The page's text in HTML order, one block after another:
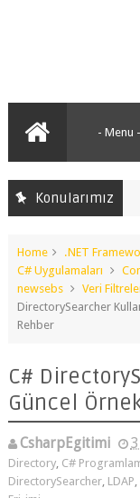
Konularımız
Home .NET
C# Uygulamaları
newsebs
Veri
DirectorySearcher
Rehber
C#
Güncel
CsharpEgitimi 3
C# Programlama ,C#
newsebs,Veri Filtreleme,